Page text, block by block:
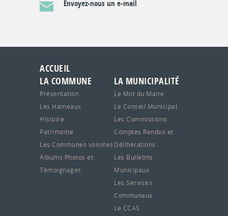
Envoyez-nous un e-mail
ACCUEIL
LA COMMUNE
Présentation
Les Hameaux
Histoire
Patrimoine
Les Communes voisines
Albums Photos et
Témoignages
LA MUNICIPALITÉ
Le Mot du Maire
Le Conseil Municipal
Les Commissions
Comptes Rendus et
Délibérations
Les Bulletins
Municipaux
Les Services
Communaux
Le CCAS